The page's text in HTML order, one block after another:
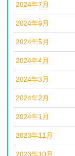
2024年7月
2024年6月
2024年5月
2024年4月
2024年3月
2024年2月
2024年1月
2023年11月
2023年10月